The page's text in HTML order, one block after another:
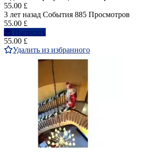
55.00 £
3 лет назад События 885 Просмотров
55.00 £
Написать
55.00 £
Удалить из избранного